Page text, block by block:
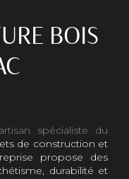
BOIS
artisan spécialiste du
de construction et
propose des
durabilité et